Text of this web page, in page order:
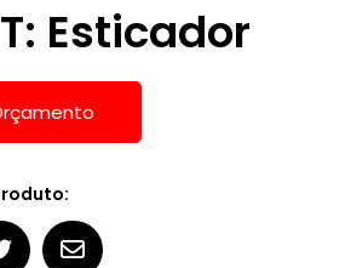
Esticador